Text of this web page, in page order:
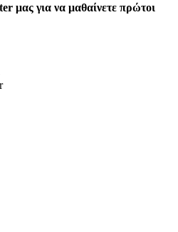
μας για να μαθαίνετε πρώτοι